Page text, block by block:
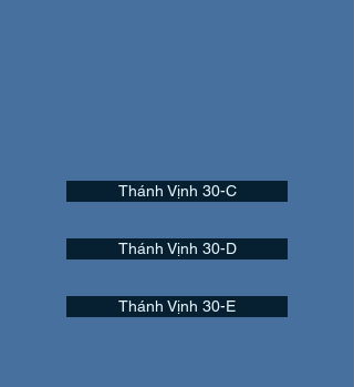
Thánh Vịnh 30-C
Thánh Vịnh 30-D
Thánh Vịnh 30-E